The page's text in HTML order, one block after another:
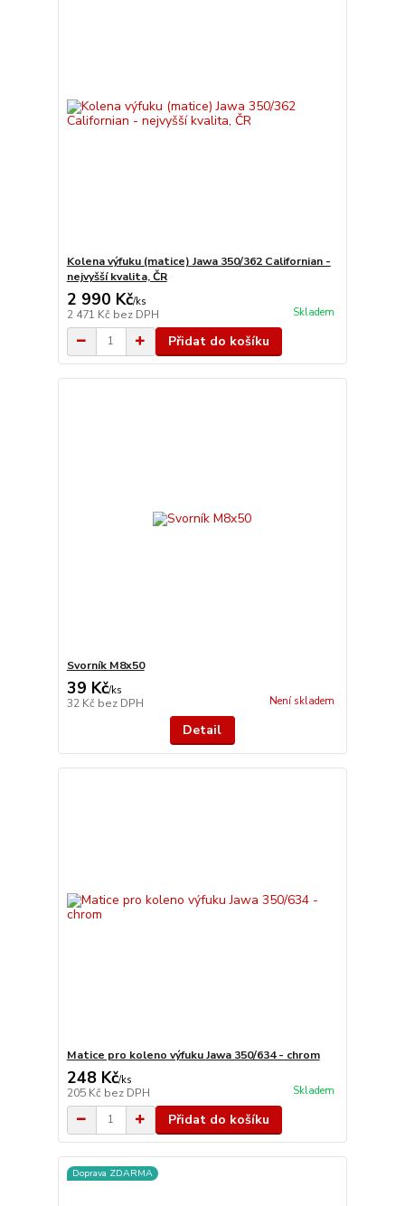
Kolena výfuku (matice) Jawa 350/362 Californian -
nejvyšší kvalita, ČR
2 990 Kč/ks
2 471 Kč bez DPH Skladem
Přidat do košíku
Svorník M8x50
39 Kč/ks
32 Kč bez DPH Není skladem
Detail
Matice pro koleno výfuku Jawa 350/634 - chrom
248 Kč/ks
205 Kč bez DPH Skladem
Přidat do košíku
Doprava ZDARMA